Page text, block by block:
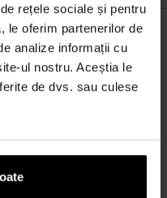
rețele sociale și pentru
le oferim partenerilor de
analize informații cu
ul nostru. Aceștia le
de dvs. sau culese
în dragoste adevărată,
Lauren Romance ...parfumul
ale vieții...